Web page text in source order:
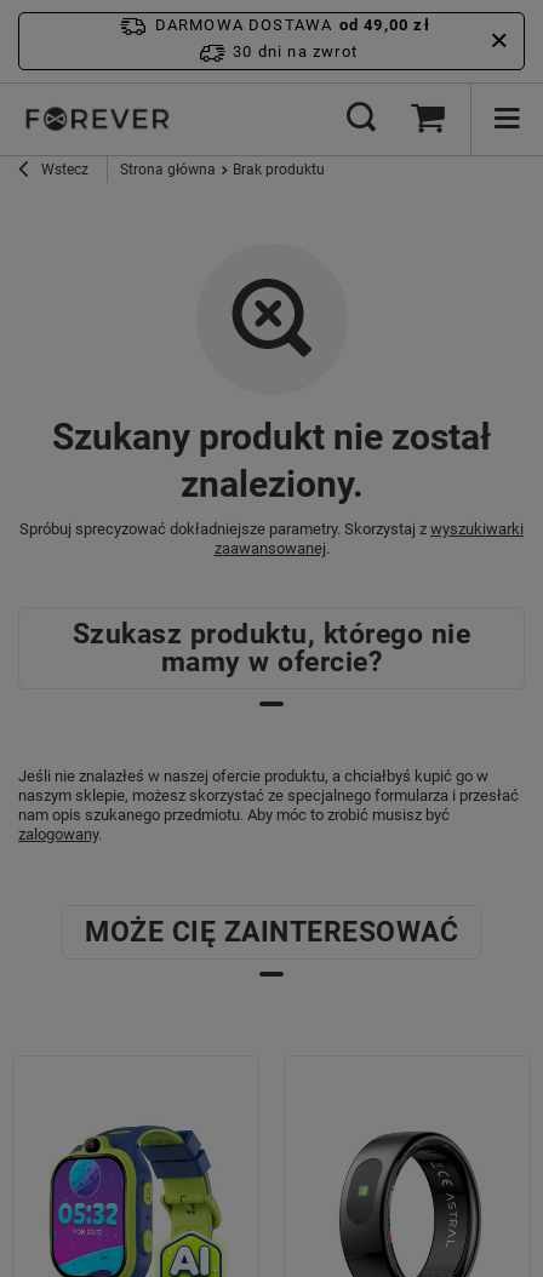
DARMOWA DOSTAWA od 49,00 zł
30 dni na zwrot
Wstecz Strona główna Brak produktu
Szukany produkt nie został
znaleziony.
Spróbuj sprecyzować dokładniejsze parametry. Skorzystaj z wyszukiwarki
zaawansowanej.
Szukasz produktu, którego nie
mamy w ofercie?
Jeśli nie znalazłeś w naszej ofercie produktu, a chciałbyś kupić go w
naszym sklepie, możesz skorzystać ze specjalnego formularza i przesłać
nam opis szukanego przedmiotu. Aby móc to zrobić musisz być
zalogowany.
MOŻE CIĘ ZAINTERESOWAĆ